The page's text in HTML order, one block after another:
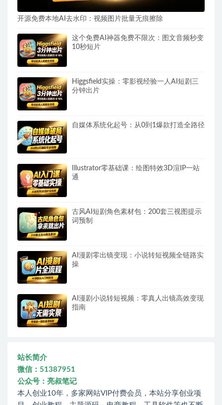
开源免费本地AI去水印：视频图片批量无痕擦除
这个免费AI神器免费不限次：图文音频秒变
10秒短片
Higgsfield实操：零影视经验一人AI短剧三
分钟出片
自媒体系统化起号：从0到1爆款打造全路径
Illustrator零基础课：绘图特效3D渲IP一站
通
古风AI短剧角色素材包：200套三视图提示
词预制
AI漫剧零出镜变现：小说转短视频全链路实
操
AI漫剧小说转短视频：零真人出镜高效变现
指南
站长简介
微信：51387951
公众号：亮叔笔记
本人创业10年，多家网站VIP付费会员，本站分享创业项